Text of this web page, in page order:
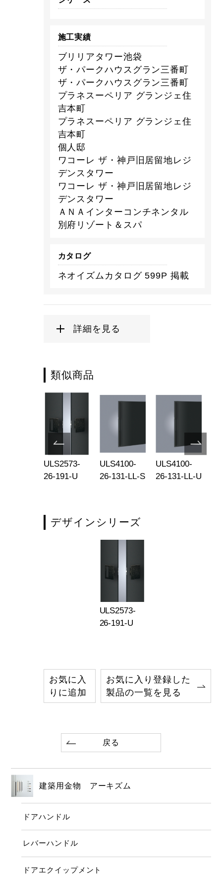
施工実績
ブリリアタワー池袋
ザ・パークハウスグラン三番町
ザ・パークハウスグラン三番町
プラネスーペリア グランジェ住
吉本町
プラネスーペリア グランジェ住
吉本町
個人邸
ワコーレ ザ・神戸旧居留地レジ
デンスタワー
ワコーレ ザ・神戸旧居留地レジ
デンスタワー
ＡＮＡインターコンチネンタル
別府リゾート＆スパ
カタログ
ネオイズムカタログ 599P 掲載
詳細を見る
類似商品
ULS2573-
26-191-U
ULS4100-
26-131-LL-S
ULS4100-
26-131-LL-U
デザインシリーズ
ULS2573-
26-191-U
お気に入
りに追加
お気に入り登録した
製品の一覧を見る
戻る
建築用金物 アーキズム
ドアハンドル
レバーハンドル
ドアエクイップメント